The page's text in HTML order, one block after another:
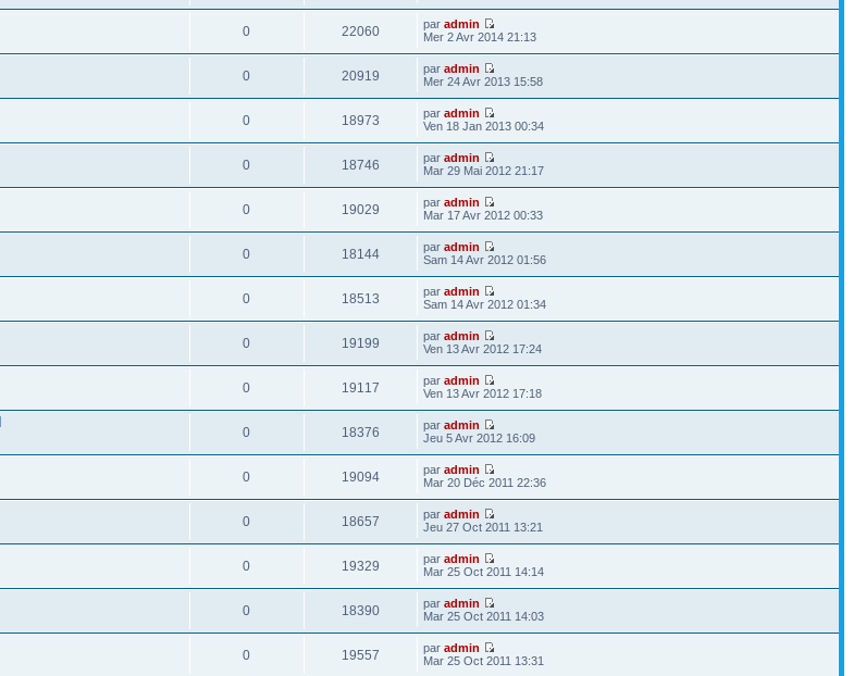
0 22060 paradmin
Mer 2 Avr 2014 21:13
0 20919 paradmin
Mer 24 Avr 2013 15:58
0 18973 paradmin
Ven 18 Jan 2013 00:34
0 18746 paradmin
Mar 29 Mai 2012 21:17
0 19029 paradmin
Mar 17 Avr 2012 00:33
0 18144 paradmin
Sam 14 Avr 2012 01:56
0 18513 paradmin
Sam 14 Avr 2012 01:34
0 19199 paradmin
Ven 13 Avr 2012 17:24
0 19117 paradmin
Ven 13 Avr 2012 17:18
0 18376 paradmin
Jeu 5 Avr 2012 16:09
0 19094 paradmin
Mar 20 Déc 2011 22:36
0 18657 paradmin
Jeu 27 Oct 2011 13:21
0 19329 paradmin
Mar 25 Oct 2011 14:14
0 18390 paradmin
Mar 25 Oct 2011 14:03
0 19557 paradmin
Mar 25 Oct 2011 13:31